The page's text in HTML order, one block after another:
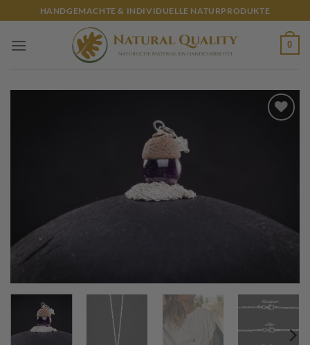
Inhalt
springen
HANDGEMACHTE & INDIVIDUELLE NATURPRODUKTE
0